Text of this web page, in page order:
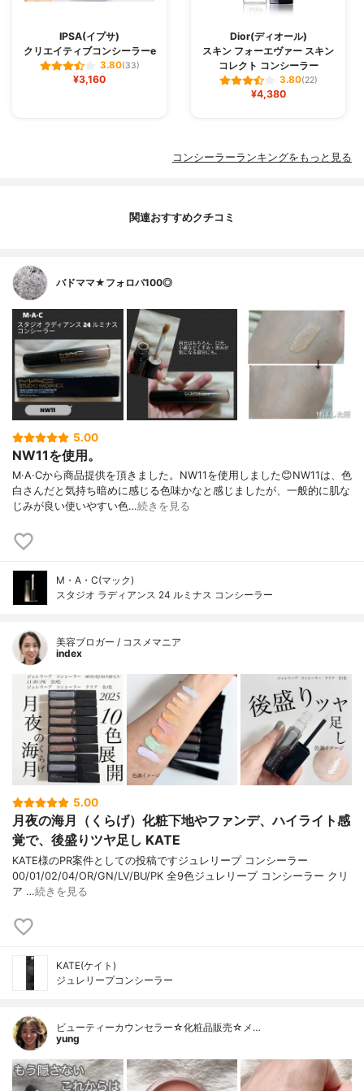
IPSA(イプサ)
クリエイティブコンシーラーe
3.80(33)
¥3,160
Dior(ディオール)
スキン フォーエヴァー スキン
コレクト コンシーラー
3.80(22)
¥4,380
コンシーラーランキングをもっと見る
関連おすすめクチコミ
バドママ★フォロバ100◎
5.00
NW11を使用。
M·A·Cから商品提供を頂きました。NW11を使用しました😊NW11は、色
白さんだと気持ち暗めに感じる色味かなと感じましたが、一般的に肌な
じみが良い使いやすい色…続きを見る
M・A・C(マック)
スタジオ ラディアンス 24 ルミナス コンシーラー
美容ブロガー / コスメマニア
index
5.00
月夜の海月（くらげ）化粧下地やファンデ、ハイライト感
覚で、後盛りツヤ足し KATE
KATE様のPR案件としての投稿ですジュレリープ コンシーラー
00/01/02/04/OR/GN/LV/BU/PK 全9色ジュレリープ コンシーラー クリ
ア …続きを見る
KATE(ケイト)
ジュレリープコンシーラー
ビューティーカウンセラー☆化粧品販売☆メ…
yung